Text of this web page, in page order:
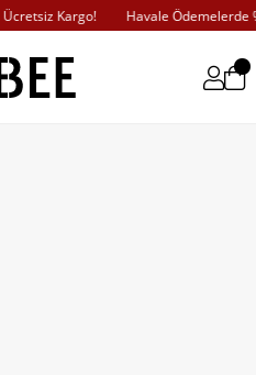
Ücretsiz Kargo! Havale Ödemelerde